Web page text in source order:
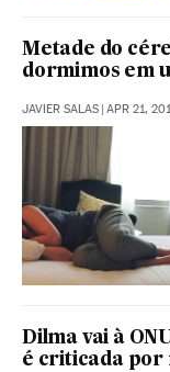
Metade do
dormimos em
JAVIER SALAS APR 21,
Dilma vai à
é criticada por